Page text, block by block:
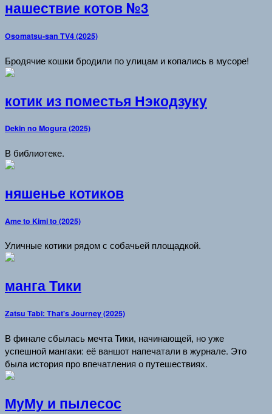
нашествие котов №3
Osomatsu-san TV4 (2025)
Бродячие кошки бродили по улицам и копались в мусоре!
котик из поместья Нэкодзуку
Dekin no Mogura (2025)
В библиотеке.
няшенье котиков
Ame to Kimi to (2025)
Уличные котики рядом с собачьей площадкой.
манга Тики
Zatsu Tabi: That's Journey (2025)
В финале сбылась мечта Тики, начинающей, но уже
успешной мангаки: её ваншот напечатали в журнале. Это
была история про впечатления о путешествиях.
МуМу и пылесос